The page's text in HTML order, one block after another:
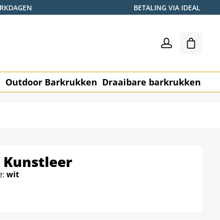
BETALING VIA IDEAL
Outdoor Barkrukken Draaibare barkrukken
Kunstleer
wit